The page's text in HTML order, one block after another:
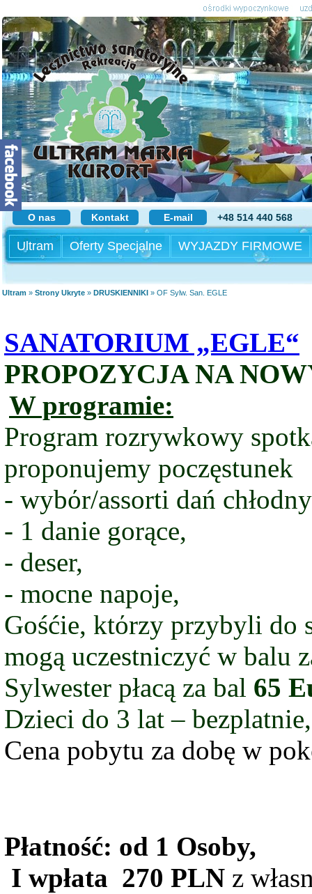
O nas Kontakt E-mail +48 514 440 568
Ultram Oferty Specjalne WYJAZDY FIRMOWE
Ultram » Strony Ukryte » DRUSKIENNIKI » OF Sylw. San. EGLE
SANATORIUM „EGLE“
PROPOZYCJA NA
W programie:
Program rozrywkowy
proponujemy poczęstunek
- wybόr/assorti dań
- 1 danie gorące,
- deser,
- mocne napoje,
Gośćie, ktόrzy przybyli do
mogą uczestniczyć w balu
Sylwester płacą za bal 65
Dzieci do 3 lat –
Cena pobytu za dobę w
Płatność: od 1 Osoby,
I wpłata 270 PLN z